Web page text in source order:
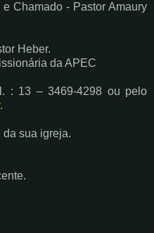
Chamado - Pastor Amaury
Heber.
da APEC
: 13 – 3469-4298 ou pelo
.
da sua igreja.